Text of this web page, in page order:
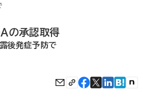
の承認取得
後発症予防で